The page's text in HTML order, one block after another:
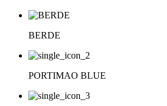
BERDE
PORTIMAO BLUE